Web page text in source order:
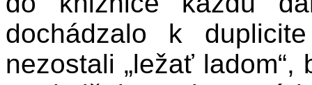
dochádzalo k
nezostali „ležať